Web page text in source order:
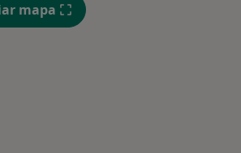
mapa